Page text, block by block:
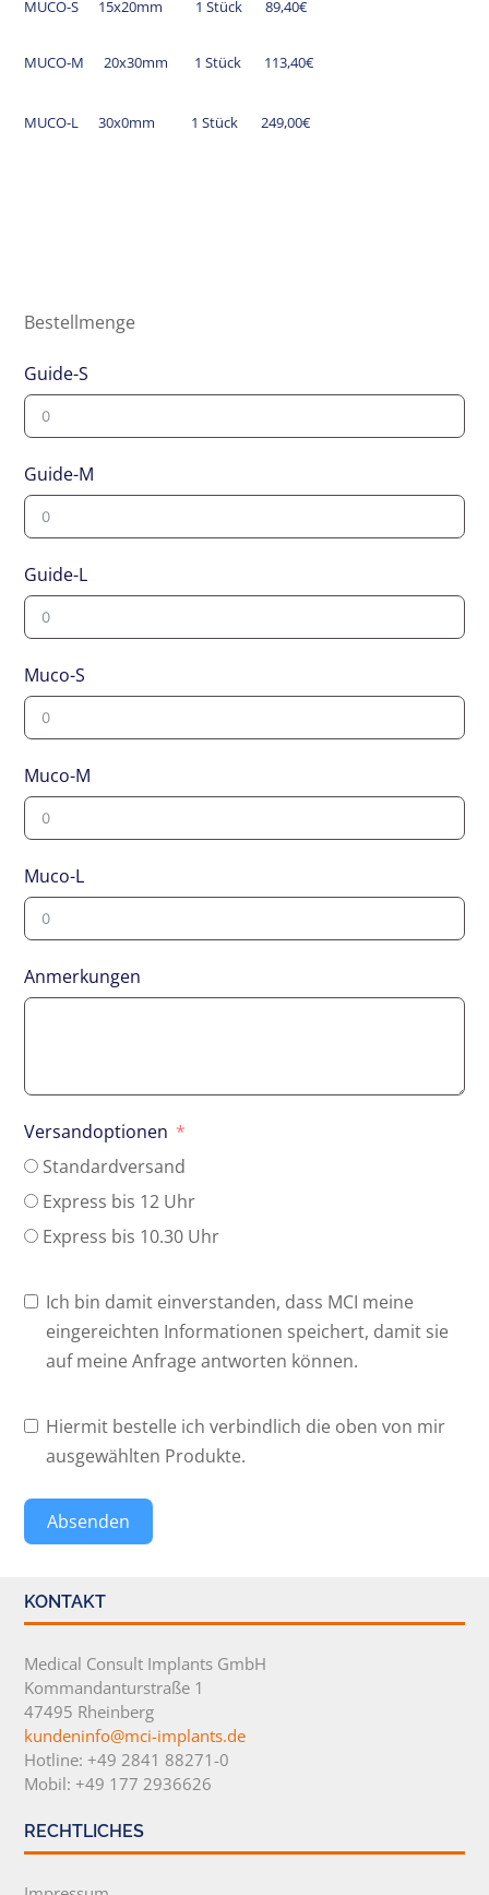
MUCO-S 15x20mm 1 Stück 89,40€
MUCO-M 20x30mm 1 Stück113,40€
MUCO-L 30x0mm 1 Stück 249,00€
Bestellmenge
Guide-S
Guide-M
Guide-L
Muco-S
Muco-M
Muco-L
Anmerkungen
Versandoptionen
Standardversand
Express bis 12 Uhr
Express bis 10.30 Uhr
Ich bin damit einverstanden, dass MCI meine
eingereichten Informationen speichert, damit sie
auf meine Anfrage antworten können.
Hiermit bestelle ich verbindlich die oben von mir
ausgewählten Produkte.
Absenden
KONTAKT
Medical Consult Implants GmbH
Kommandanturstraße 1
47495 Rheinberg
kundeninfo@mci-implants.de
Hotline: +49 2841 88271-0
Mobil: +49 177 2936626
RECHTLICHES